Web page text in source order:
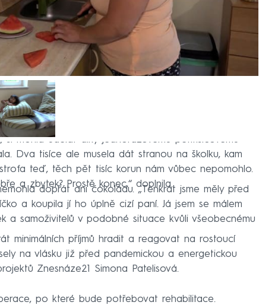
si mohla udělat díky jednorázovému pětitisícovému
Dva tisíce ale musela dát stranou na školku, kam
teď, těch pět tisíc korun nám vůbec nepomohlo.
a zbytek? Prostě konec,“ doplnila.
dopřát ani čokoládu. „Tenkrát jsme měly před
a koupila jí ho úplně cizí paní. Já jsem se málem
a samoživitelů v podobné situace kvůli všeobecnému
minimálních příjmů hradit a reagovat na rostoucí
na vlásku již před pandemickou a energetickou
Znesnáze21 Simona Patelisová.
po které bude potřebovat rehabilitace.